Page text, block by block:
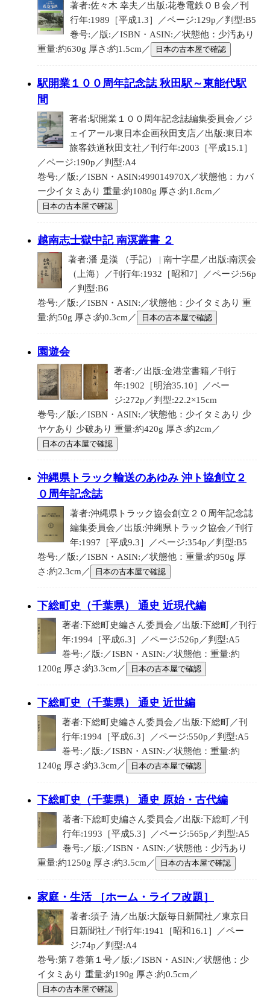
著者:佐々木 幸夫／出版:花巻電鉄ＯＢ会／刊
行年:1989［平成1.3］／ページ:129p／判型:B5
巻号:／版:／ISBN・ASIN:／状態他：少汚あり
重量:約630g 厚さ:約1.5cm／
日本の古本屋で確認
駅開業１００周年記念誌 秋田駅～東能代駅
間
著者:駅開業１００周年記念誌編集委員会／ジ
ェイアール東日本企画秋田支店／出版:東日本
旅客鉄道秋田支社／刊行年:2003［平成15.1］
／ページ:190p／判型:A4
巻号:／版:／ISBN・ASIN:499014970X／状態他：カバ
ー少イタミあり 重量:約1080g 厚さ:約1.8cm／
日本の古本屋で確認
越南志士獄中記 南溟叢書 ２
著者:潘 是漢 （手記） | 南十字星／出版:南溟会
（上海）／刊行年:1932［昭和7］／ページ:56p
／判型:B6
巻号:／版:／ISBN・ASIN:／状態他：少イタミあり 重
量:約50g 厚さ:約0.3cm／
日本の古本屋で確認
園遊会
著者:／出版:金港堂書籍／刊行
年:1902［明治35.10］／ペー
ジ:272p／判型:22.2×15cm
巻号:／版:／ISBN・ASIN:／状態他：少イタミあり 少
ヤケあり 少破あり 重量:約420g 厚さ:約2cm／
日本の古本屋で確認
沖縄県トラック輸送のあゆみ 沖ト協創立２
０周年記念誌
著者:沖縄県トラック協会創立２０周年記念誌
編集委員会／出版:沖縄県トラック協会／刊行
年:1997［平成9.3］／ページ:354p／判型:B5
巻号:／版:／ISBN・ASIN:／状態他：重量:約950g 厚
さ:約2.3cm／
日本の古本屋で確認
下総町史（千葉県） 通史 近現代編
著者:下総町史編さん委員会／出版:下総町／刊行
年:1994［平成6.3］／ページ:526p／判型:A5
巻号:／版:／ISBN・ASIN:／状態他：重量:約
1200g 厚さ:約3.3cm／
日本の古本屋で確認
下総町史（千葉県） 通史 近世編
著者:下総町史編さん委員会／出版:下総町／刊
行年:1994［平成6.3］／ページ:550p／判型:A5
巻号:／版:／ISBN・ASIN:／状態他：重量:約
1240g 厚さ:約3.3cm／
日本の古本屋で確認
下総町史（千葉県） 通史 原始・古代編
著者:下総町史編さん委員会／出版:下総町／刊
行年:1993［平成5.3］／ページ:565p／判型:A5
巻号:／版:／ISBN・ASIN:／状態他：少汚あり
重量:約1250g 厚さ:約3.5cm／
日本の古本屋で確認
家庭・生活 ［ホーム・ライフ改題］
著者:須子 清／出版:大阪毎日新聞社／東京日
日新聞社／刊行年:1941［昭和16.1］／ペー
ジ:74p／判型:A4
巻号:第７巻第１号／版:／ISBN・ASIN:／状態他：少
イタミあり 重量:約190g 厚さ:約0.5cm／
日本の古本屋で確認